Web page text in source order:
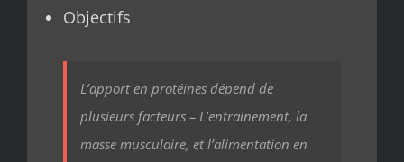
Objectifs
L’apport en protéines dépend de
plusieurs facteurs – L’entrainement, la
masse musculaire, et l’alimentation en